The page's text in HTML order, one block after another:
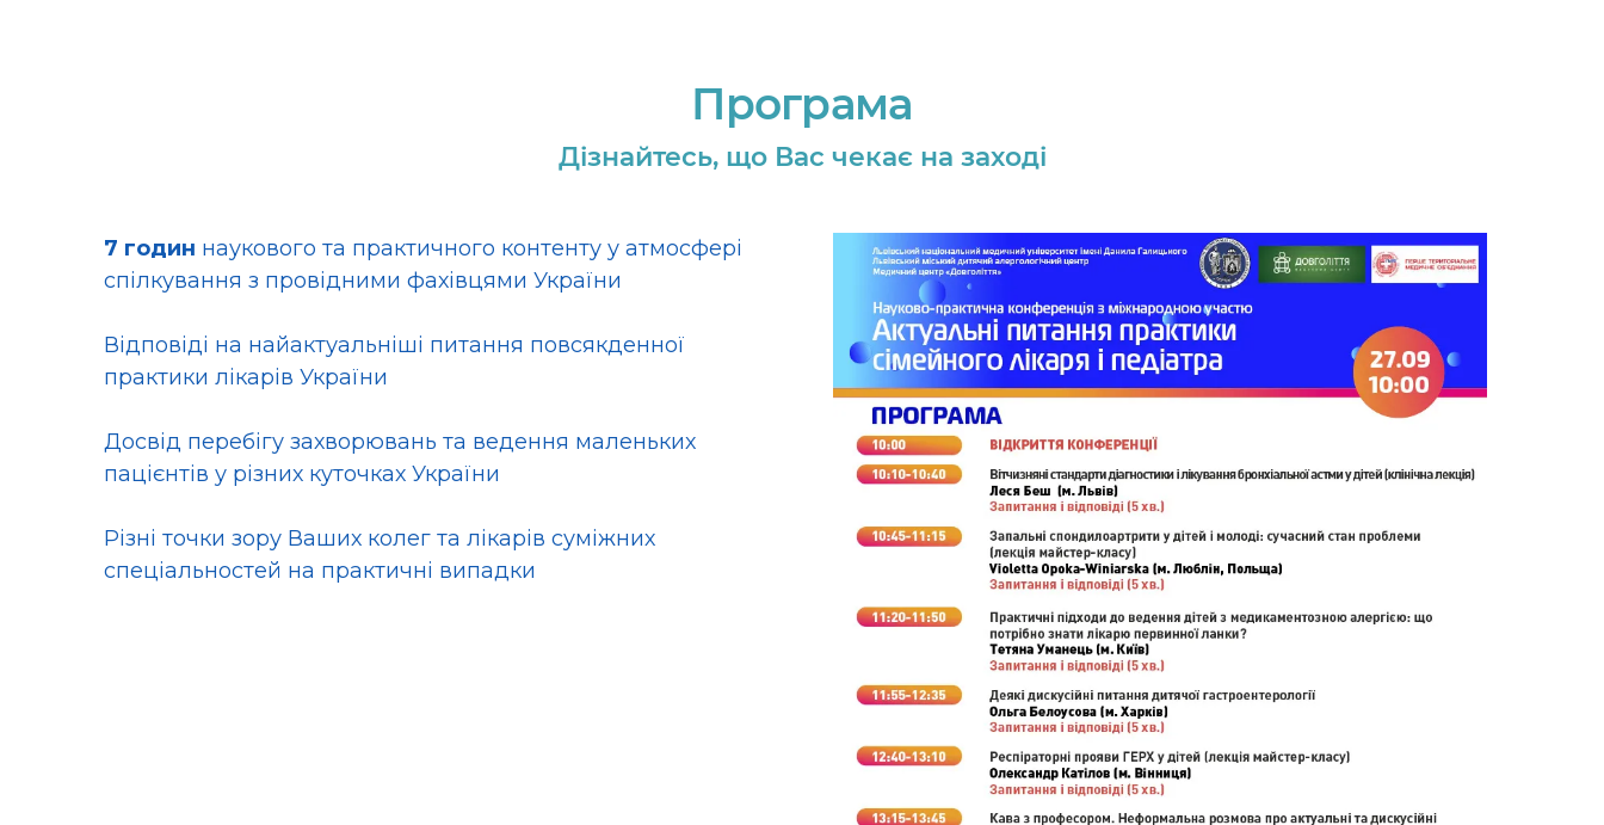
Програма
Дізнайтесь, що Вас чекає на заході
7 годин наукового та практичного контенту у атмосфері
спілкування з провідними фахівцями України
Відповіді на найактуальніші питання повсякденної
практики лікарів України
Досвід перебігу захворювань та ведення маленьких
пацієнтів у різних куточках України
Різні точки зору Ваших колег та лікарів суміжних
спеціальностей на практичні випадки